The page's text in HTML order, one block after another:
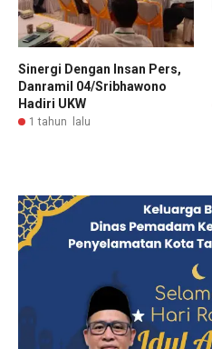
Sinergi Dengan Insan Pers,
Danramil 04/Sribhawono
Hadiri UKW
1 tahun lalu